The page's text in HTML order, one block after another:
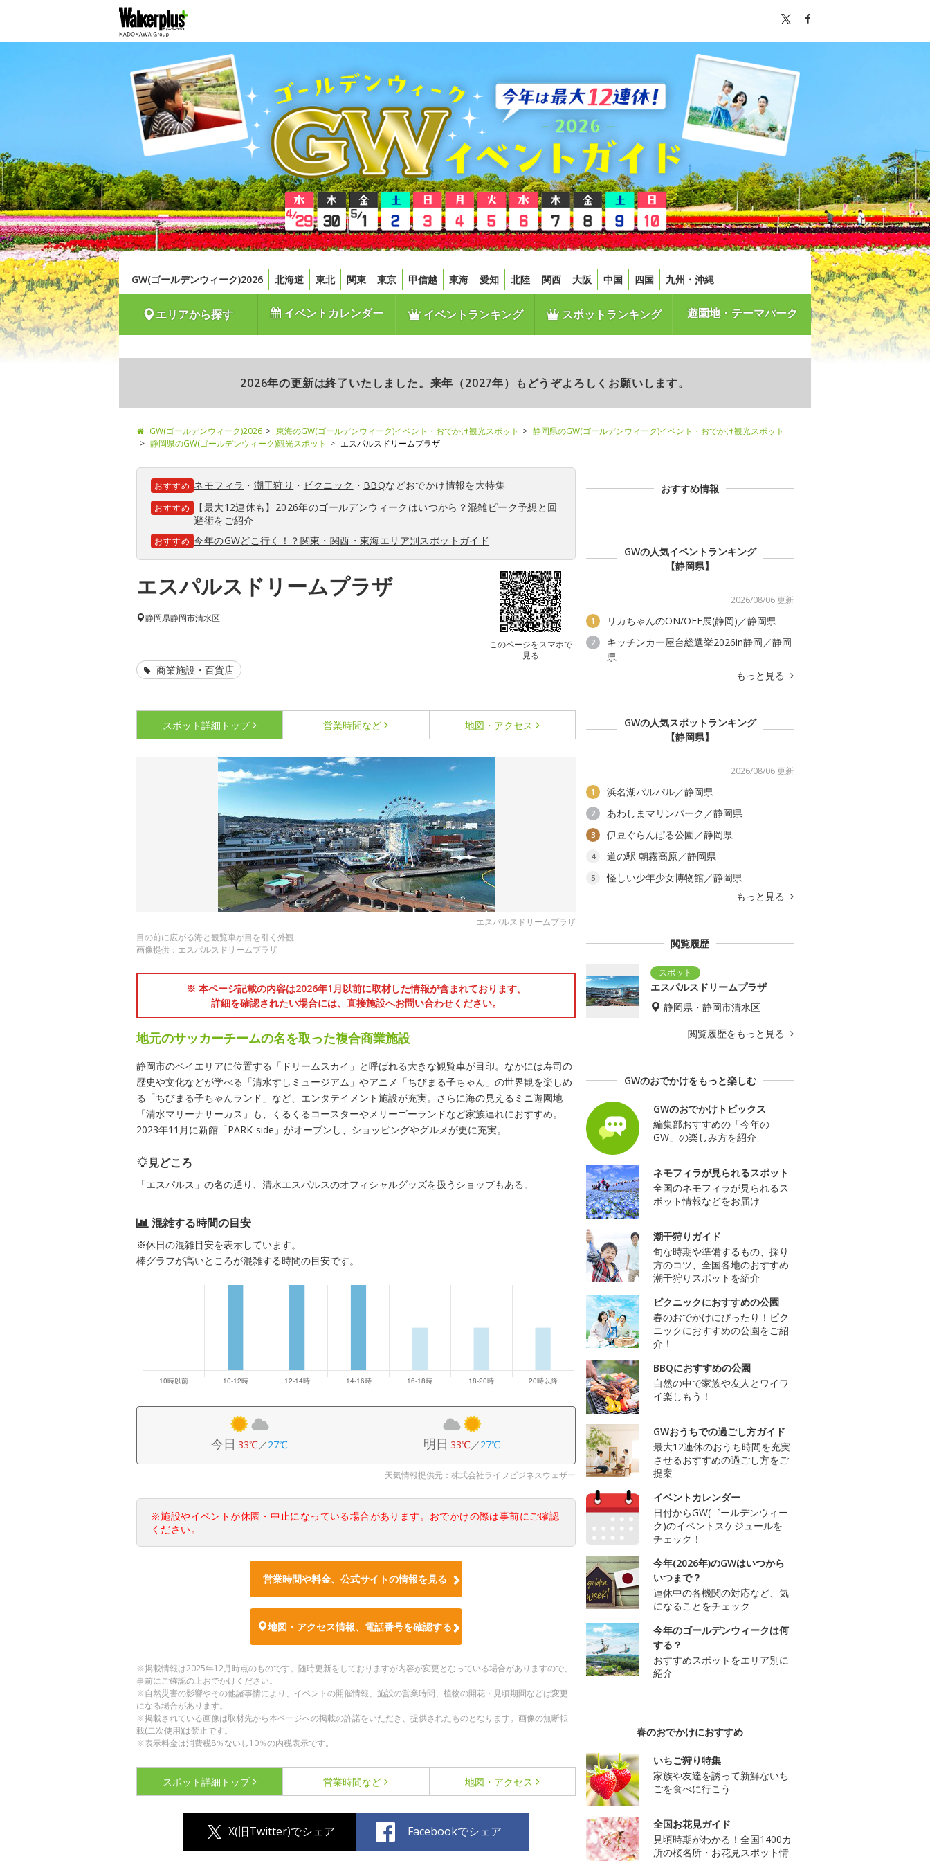
GW(ゴールデンウィーク)2026 北海道 東北 関東 東京 甲信越 東海 愛知 北陸 関西 大阪 中国 四国 九州・沖縄
エリアから探す イベントカレンダー イベントランキング スポットランキング 遊園地・テーマパーク
2026年の更新は終了いたしました。来年（2027年）もどうぞよろしくお願いします。
GW(ゴールデンウィーク)2026 東海のGW(ゴールデンウィーク)イベント・おでかけ観光スポット
静岡県のGW(ゴールデンウィーク)イベント・おでかけ観光スポット
静岡県のGW(ゴールデンウィーク)観光スポット
エスパルスドリームプラザ
おすすめ ネモフィラ ・ 潮干狩り ・ ピクニック ・ BBQなどおでかけ情報を大特集
おすすめ
【最大12連休も】2026年のゴールデンウィークはいつから？混雑ピーク予想と回
避術をご紹介
おすすめ 今年のGWどこ行く！？関東・関西・東海エリア別スポットガイド
エスパルスドリームプラザ
このページをスマホで
見る
静岡県静岡市清水区
商業施設・百貨店
スポット詳細 トップ 営業時間など 地図・アクセス
エスパルスドリームプラザ
目の前に広がる海と観覧車が目を引く外観
画像提供：エスパルスドリームプラザ
※ 本ページ記載の内容は2026年1月以前に取材した情報が含まれております。
詳細を確認されたい場合には、直接施設へお問い合わせください。
地元のサッカーチームの名を取った複合商業施設
静岡市のベイエリアに位置する「ドリームスカイ」と呼ばれる大きな観覧車が目印。なかには寿司の
歴史や文化などが学べる「清水すしミュージアム」やアニメ「ちびまる子ちゃん」の世界観を楽しめ
る「ちびまる子ちゃんランド」など、エンタテイメント施設が充実。さらに海の見えるミニ遊園地
「清水マリーナサーカス」も、くるくるコースターやメリーゴーランドなど家族連れにおすすめ。
2023年11月に新館「PARK-side」がオープンし、ショッピングやグルメが更に充実。
見どころ
「エスパルス」の名の通り、清水エスパルスのオフィシャルグッズを扱うショップもある。
混雑する時間の目安
※休日の混雑目安を表示しています。
棒グラフが高いところが混雑する時間の目安です。
今日 33℃／27℃ 明日 33℃／27℃
天気情報提供元：株式会社ライフビジネスウェザー
※施設やイベントが休園・中止になっている場合があります。おでかけの際は事前にご確認
ください。
営業時間や料金、公式サイトの情報を見る
地図・アクセス情報、電話番号を確認する
※掲載情報は2025年12月時点のものです。随時更新をしておりますが内容が変更となっている場合がありますので、
事前にご確認の上おでかけください。
※自然災害の影響やその他諸事情により、イベントの開催情報、施設の営業時間、植物の開花・見頃期間などは変更
になる場合があります。
※掲載されている画像は取材先から本ページへの掲載の許諾をいただき、提供されたものとなります。画像の無断転
載(二次使用)は禁止です。
※表示料金は消費税8％ないし10％の内税表示です。
スポット詳細 トップ 営業時間など 地図・アクセス
X(旧Twitter)でシェア Facebookでシェア
おすすめ情報
GWの人気イベントランキング
【静岡県】
2026/08/06 更新
1 リカちゃんのON/OFF展(静岡)／静岡県
2
キッチンカー屋台総選挙2026in静岡／静岡
県
もっと見る
GWの人気スポットランキング
【静岡県】
2026/08/06 更新
1 浜名湖パルパル／静岡県
2 あわしまマリンパーク／静岡県
3 伊豆ぐらんぱる公園／静岡県
4 道の駅 朝霧高原／静岡県
5
怪しい少年少女博物館／静岡県
もっと見る
閲覧履歴
エスパルスドリームプラザ
静岡県・静岡市清水区
閲覧履歴をもっと見る
GWのおでかけをもっと楽しむ
GWのおでかけトピックス
編集部おすすめの「今年の
GW」の楽しみ方を紹介
ネモフィラが見られるスポット
全国のネモフィラが見られるス
ポット情報などをお届け
潮干狩りガイド
旬な時期や準備するもの、採り
方のコツ、全国各地のおすすめ
潮干狩りスポットを紹介
ピクニックにおすすめの公園
春のおでかけにぴったり！ピク
ニックにおすすめの公園をご紹
介！
BBQにおすすめの公園
自然の中で家族や友人とワイワ
イ楽しもう！
GWおうちでの過ごし方ガイド
最大12連休のおうち時間を充実
させるおすすめの過ごし方をご
提案
イベントカレンダー
日付からGW(ゴールデンウィー
ク)のイベントスケジュールを
チェック！
今年(2026年)のGWはいつから
いつまで？
連休中の各機関の対応など、気
になることをチェック
今年のゴールデンウィークは何
する？
おすすめスポットをエリア別に
紹介
春のおでかけにおすすめ
いちご狩り特集
家族や友達を誘って新鮮ないち
ごを食べに行こう
全国お花見ガイド
見頃時期がわかる！全国1400カ
所の桜名所・お花見スポット情